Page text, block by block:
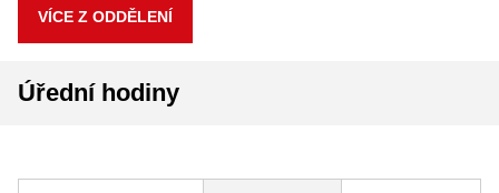
VÍCE Z ODDĚLENÍ
Úřední hodiny